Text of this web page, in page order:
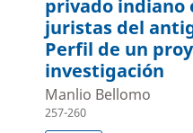
privado indiano
juristas del
Perfil de un
investigación
Manlio Bellomo
257-260